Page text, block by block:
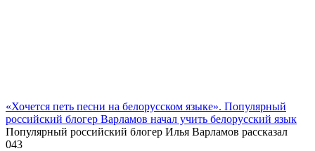
«Хочется петь песни на белорусском языке». Популярный
российский блогер Варламов начал учить белорусский язык
Популярный российский блогер Илья Варламов рассказал
043